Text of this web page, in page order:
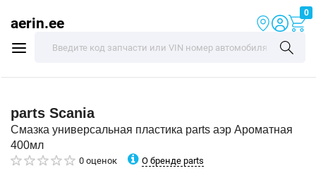
aerin.ee
0
parts Scania
Смазка универсальная пластика parts аэр Ароматная
400мл
0 оценок О бренде parts